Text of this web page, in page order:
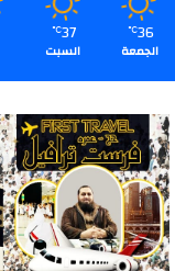
36
℃
الجمعة
37
℃
السبت